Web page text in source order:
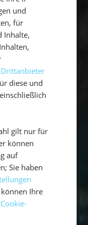
Buchung
24 Questions
man in
und
für
Inhalte,
Drittanbieter
diese und
gilt nur für
können
auf
Sie haben
Ihre
Cookie-